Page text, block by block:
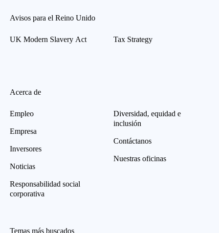
Avisos para el Reino Unido
UK Modern Slavery Act Tax Strategy
Acerca de
Empleo
Empresa
Inversores
Noticias
Responsabilidad social
corporativa
Diversidad, equidad e
inclusión
Contáctanos
Nuestras oficinas
Temas más buscados